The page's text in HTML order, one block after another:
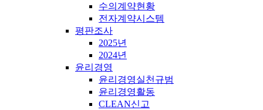
수의계약현황
전자계약시스템
평판조사
2025년
2024년
윤리경영
윤리경영실천규범
윤리경영활동
CLEAN신고